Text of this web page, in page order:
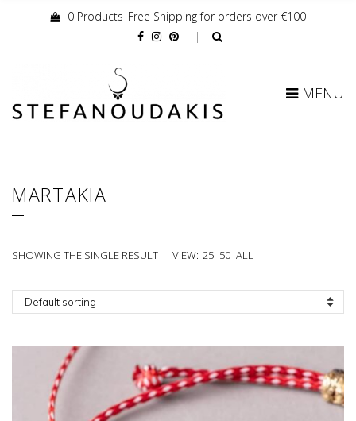
Cart:
0 Products Free Shipping for orders over €100
MENU
MARTAKIA
SHOWING THE SINGLE RESULT VIEW: 25 50 ALL